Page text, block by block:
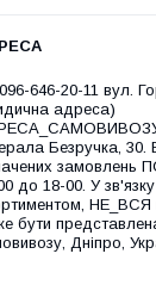
096-646-20-11 вул.
адреса)
Безручка, 30.
замовлень
до 18-00. У
НЕ_ВСЯ
бути
Дніпро,